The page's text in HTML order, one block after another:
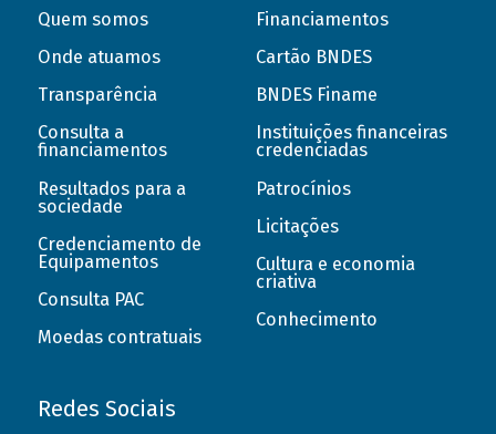
Quem somos
Onde atuamos
Transparência
Consulta a
financiamentos
Resultados para a
sociedade
Credenciamento de
Equipamentos
Consulta PAC
Moedas contratuais
Financiamentos
Cartão BNDES
BNDES Finame
Instituições financeiras
credenciadas
Patrocínios
Licitações
Cultura e economia
criativa
Conhecimento
Redes Sociais